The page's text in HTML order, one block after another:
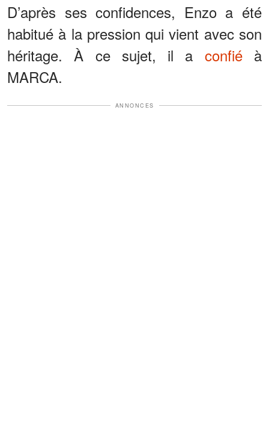
D’après ses confidences, Enzo a été
habitué à la pression qui vient avec son
héritage. À ce sujet, il a confiéà
MARCA.
ANNONCES